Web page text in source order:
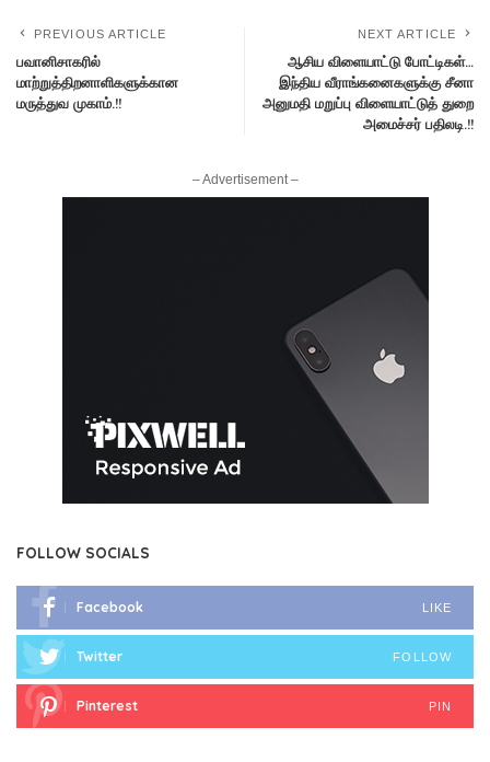
PREVIOUS ARTICLE
பவானிசாகரில்
மாற்றுத்திறனாளிகளுக்கான
மருத்துவ முகாம்.!!
NEXT ARTICLE
ஆசிய விளையாட்டு போட்டிகள்…
இந்திய வீராங்கனைகளுக்கு சீனா
அனுமதி மறுப்பு விளையாட்டுத் துறை
அமைச்சர் பதிலடி.!!
– Advertisement –
FOLLOW SOCIALS
Facebook LIKE
Twitter FOLLOW
Pinterest PIN